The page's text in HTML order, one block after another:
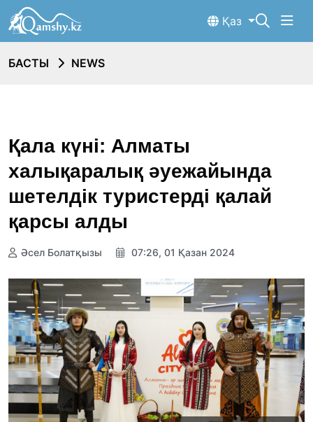
Қаз
БАСТЫ NEWS
Қала күні: Алматы
халықаралық әуежайында
шетелдік туристерді қалай
қарсы алды
Әсел Болатқызы 07:26, 01 Қазан 2024